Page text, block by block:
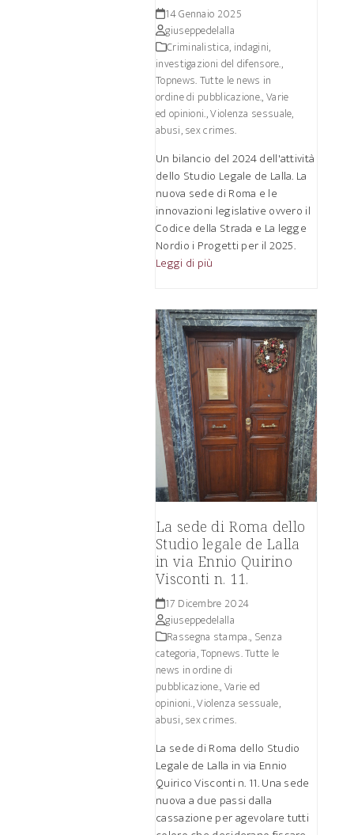
14 Gennaio 2025
giuseppedelalla
Criminalistica, indagini,
investigazioni del difensore.,
Topnews. Tutte le news in
ordine di pubblicazione.,Varie
ed opinioni.,Violenza sessuale,
abusi, sex crimes.
Un bilancio del 2024 dell'attività
dello Studio Legale de Lalla. La
nuova sede di Roma e le
innovazioni legislative ovvero il
Codice della Strada e La legge
Nordio i Progetti per il 2025.
Leggi di più
La sede di Roma dello
Studio legale de Lalla
in via Ennio Quirino
Visconti n. 11.
17 Dicembre 2024
giuseppedelalla
Rassegna stampa., Senza
categoria,Topnews. Tutte le
news in ordine di
pubblicazione.,Varie ed
opinioni.,Violenza sessuale,
abusi, sex crimes.
La sede di Roma dello Studio
Legale de Lalla in via Ennio
Quirico Visconti n. 11. Una sede
nuova a due passi dalla
cassazione per agevolare tutti